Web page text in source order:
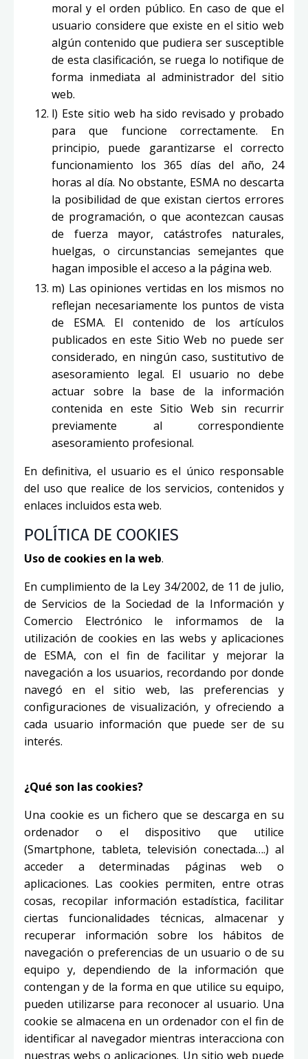
moral y el orden público. En caso de que el
usuario considere que existe en el sitio web
algún contenido que pudiera ser susceptible
de esta clasificación, se ruega lo notifique de
forma inmediata al administrador del sitio
web.
l) Este sitio web ha sido revisado y probado
para que funcione correctamente. En
principio, puede garantizarse el correcto
funcionamiento los 365 días del año, 24
horas al día. No obstante, ESMA no descarta
la posibilidad de que existan ciertos errores
de programación, o que acontezcan causas
de fuerza mayor, catástrofes naturales,
huelgas, o circunstancias semejantes que
hagan imposible el acceso a la página web.
m) Las opiniones vertidas en los mismos no
reflejan necesariamente los puntos de vista
de ESMA. El contenido de los artículos
publicados en este Sitio Web no puede ser
considerado, en ningún caso, sustitutivo de
asesoramiento legal. El usuario no debe
actuar sobre la base de la información
contenida en este Sitio Web sin recurrir
previamente al correspondiente
asesoramiento profesional.
En definitiva, el usuario es el único responsable
del uso que realice de los servicios, contenidos y
enlaces incluidos esta web.
POLÍTICA DE COOKIES
Uso de cookies en la web.
En cumplimiento de la Ley 34/2002, de 11 de julio,
de Servicios de la Sociedad de la Información y
Comercio Electrónico le informamos de la
utilización de cookies en las webs y aplicaciones
de ESMA, con el fin de facilitar y mejorar la
navegación a los usuarios, recordando por donde
navegó en el sitio web, las preferencias y
configuraciones de visualización, y ofreciendo a
cada usuario información que puede ser de su
interés.
¿Qué son las cookies?
Una cookie es un fichero que se descarga en su
ordenador o el dispositivo que utilice
(Smartphone, tableta, televisión conectada….) al
acceder a determinadas páginas web o
aplicaciones. Las cookies permiten, entre otras
cosas, recopilar información estadística, facilitar
ciertas funcionalidades técnicas, almacenar y
recuperar información sobre los hábitos de
navegación o preferencias de un usuario o de su
equipo y, dependiendo de la información que
contengan y de la forma en que utilice su equipo,
pueden utilizarse para reconocer al usuario. Una
cookie se almacena en un ordenador con el fin de
identificar al navegador mientras interacciona con
nuestras webs o aplicaciones. Un sitio web puede